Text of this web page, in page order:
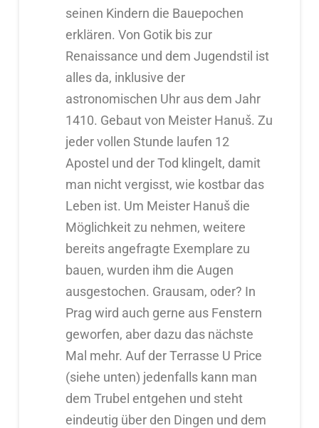
seinen Kindern die Bauepochen
erklären. Von Gotik bis zur
Renaissance und dem Jugendstil ist
alles da, inklusive der
astronomischen Uhr aus dem Jahr
1410. Gebaut von Meister Hanuš. Zu
jeder vollen Stunde laufen 12
Apostel und der Tod klingelt, damit
man nicht vergisst, wie kostbar das
Leben ist. Um Meister Hanuš die
Möglichkeit zu nehmen, weitere
bereits angefragte Exemplare zu
bauen, wurden ihm die Augen
ausgestochen. Grausam, oder? In
Prag wird auch gerne aus Fenstern
geworfen, aber dazu das nächste
Mal mehr. Auf der Terrasse U Price
(siehe unten) jedenfalls kann man
dem Trubel entgehen und steht
eindeutig über den Dingen und dem